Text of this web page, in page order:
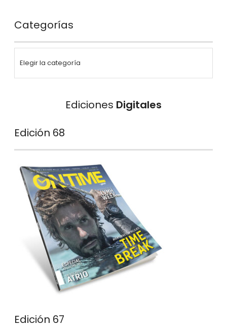
Categorías
Ediciones Digitales
Edición 68
Edición 67